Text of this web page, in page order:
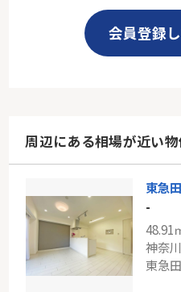
会員登録
周辺にある相場が近い
-
48.91
神奈